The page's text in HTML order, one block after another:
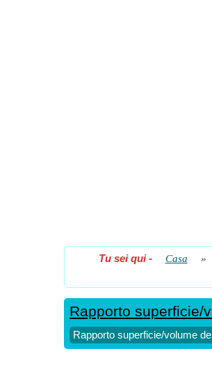
Tu sei qui- Casa »
Rapporto superficie/
Rapporto superficie/volume